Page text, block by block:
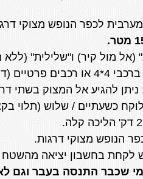
(אל מול קיר) ו"שלילית" (ללא
ברכבי 4*4 או רכבים פרטיים (דרך כורכר הכוללת מעבר תעלה בתחילת הדרך).
כשעתיים / שלוש (תלוי
הנופש מצוקי דרגות.
לקחת בחשבון יציאה מהשטח
שכבר התנסה בעבר וגם